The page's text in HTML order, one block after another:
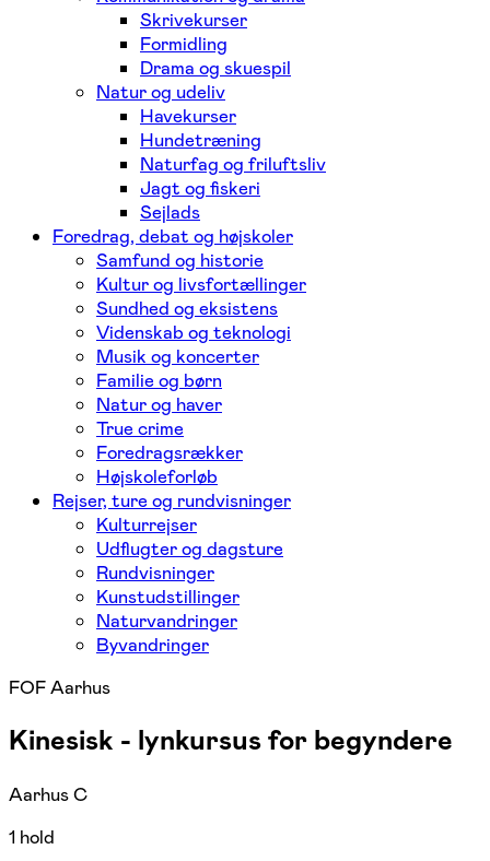
Skrivekurser
Formidling
Drama og skuespil
Natur og udeliv
Havekurser
Hundetræning
Naturfag og friluftsliv
Jagt og fiskeri
Sejlads
Foredrag, debat og højskoler
Samfund og historie
Kultur og livsfortællinger
Sundhed og eksistens
Videnskab og teknologi
Musik og koncerter
Familie og børn
Natur og haver
True crime
Foredragsrækker
Højskoleforløb
Rejser, ture og rundvisninger
Kulturrejser
Udflugter og dagsture
Rundvisninger
Kunstudstillinger
Naturvandringer
Byvandringer
FOF Aarhus
Kinesisk - lynkursus for begyndere
Aarhus C
1 hold